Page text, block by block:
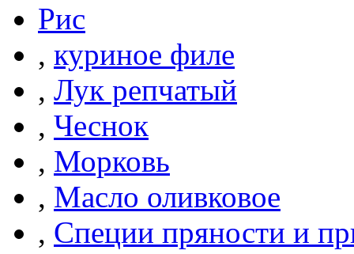
Рис
, куриное филе
, Лук репчатый
, Чеснок
, Морковь
, Масло оливковое
, Специи пряности и